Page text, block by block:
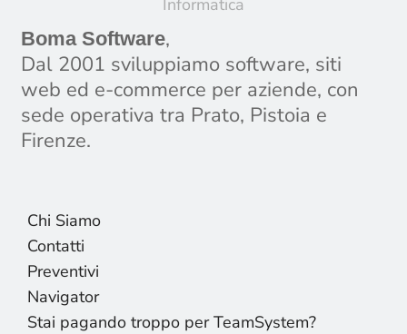
Boma Software,
Dal 2001 sviluppiamo software, siti
web ed e-commerce per aziende, con
sede operativa tra Prato, Pistoia e
Firenze.
Chi Siamo
Contatti
Preventivi
Navigator
Stai pagando troppo per TeamSystem?